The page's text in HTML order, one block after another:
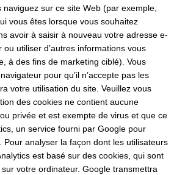
sur ce site Web (par exemple,
vous êtes lorsque vous souhaitez
avoir à saisir à nouveau votre adresse e-
utiliser d’autres informations vous
à des fins de marketing ciblé). Vous
pour qu’il n’accepte pas les
votre utilisation du site. Veuillez vous
des cookies ne contient aucune
privée et est exempte de virus et que ce
un service fourni par Google pour
Pour analyser la façon dont les utilisateurs
est basé sur des cookies, qui sont
votre ordinateur. Google transmettra